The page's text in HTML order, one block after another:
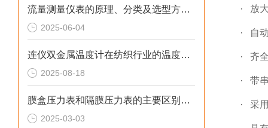
流量测量仪表的原理、分类及选型方法详解
2025-06-04
连仪双金属温度计在纺织行业的温度控制与节能应用
2025-08-18
膜盒压力表和隔膜压力表的主要区别在哪里
2025-03-03
· 放
· 自
· 齐
· 带
· 采